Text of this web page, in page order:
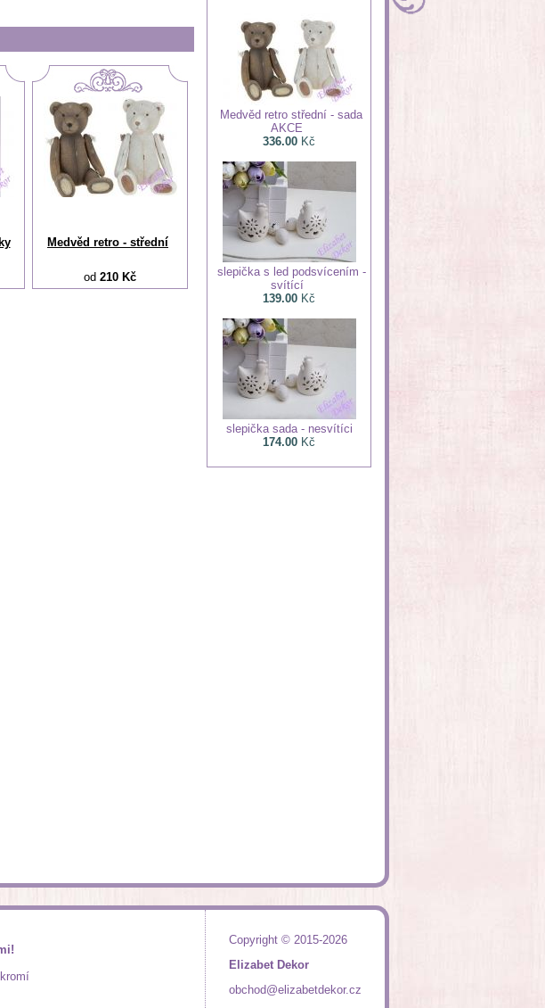
Medvěd retro - střední
od 210 Kč
Medvěd retro střední - sada
AKCE
336.00 Kč
slepička s led podsvícením -
svítící
139.00 Kč
slepička sada - nesvítíci
174.00 Kč
Copyright © 2015-2026
Elizabet Dekor
obchod@elizabetdekor.cz